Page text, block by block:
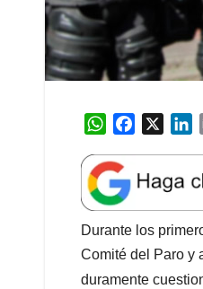
W
a
t
s
A
p
p
e
b
o
o
k
k
e
d
I
n
Durante los
Comité del Paro y
duramente